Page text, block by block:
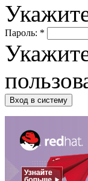
Пароль: *